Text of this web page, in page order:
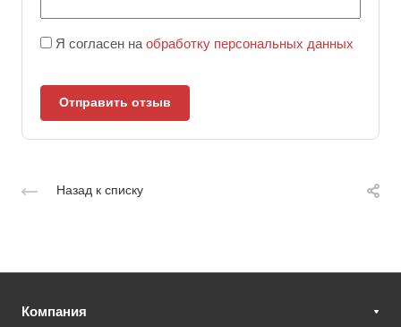
Я согласен на обработку персональных данных
Отправить отзыв
Назад к списку
Компания